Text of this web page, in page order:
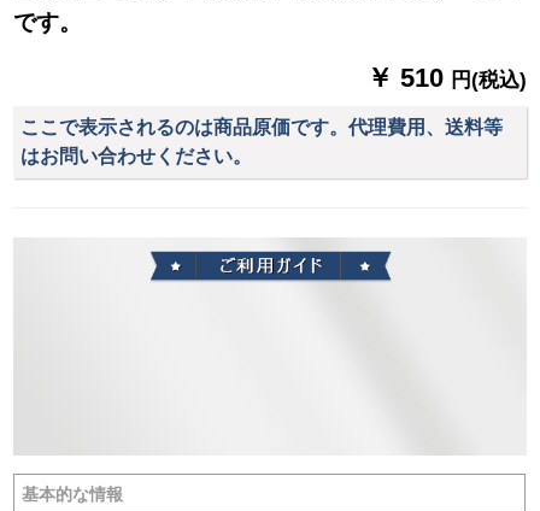
です。
￥ 510 円(税込)
ここで表示されるのは商品原価です。代理費用、送料等
はお問い合わせください。
基本的な情報